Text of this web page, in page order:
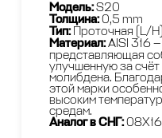
Модель:S20
Толщина:0,5 mm
Тип:Проточная (L/
Материал:AISI 316 —
представляющая
улучшенную за
молибдена.
этой марки
высоким
средам.
Аналог в СНГ: